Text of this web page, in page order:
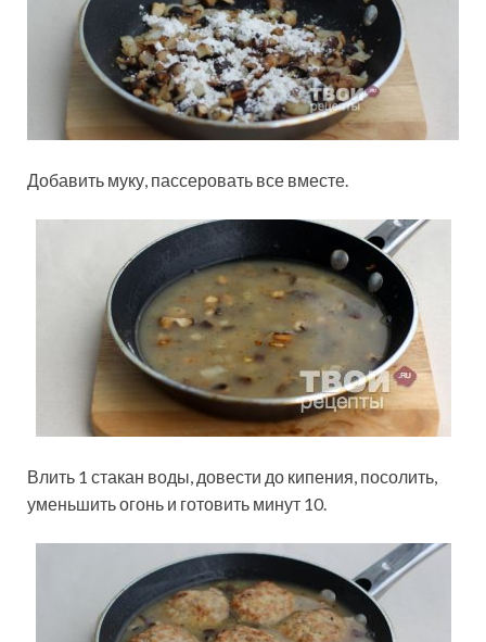
Добавить муку, пассеровать все вместе.
Влить 1 стакан воды, довести до кипения, посолить,
уменьшить огонь и готовить минут 10.